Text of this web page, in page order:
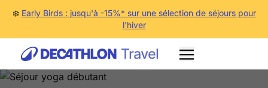
❄️ Early Birds : jusqu'à -15%* sur une sélection de séjours pour
l'hiver